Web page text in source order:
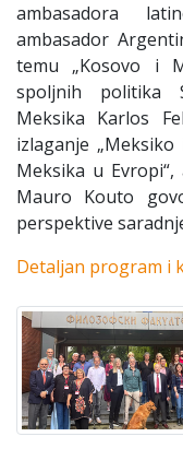
ambasadora
ambasador
temu „Kosovo i
spoljnih politika
Meksika Karlos
izlaganje
Meksika u
Mauro Kouto
perspektive
Detaljan program i